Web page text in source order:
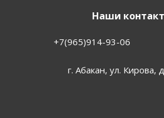
Наши
+7(965)914-93-06
г. Абакан, ул. Кирова,